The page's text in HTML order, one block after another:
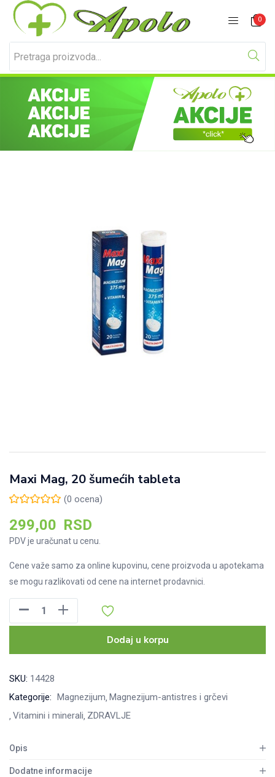
0
Prijavite se Registracija
Unesite svoje korisničko ime i lozinku za prijavu.
Maxi Mag, 20 šumećih tableta
(0 ocena)
299,00 RSD
PDV je uračunat u cenu.
Cene važe samo za online kupovinu, cene proizvoda u apotekama
se mogu razlikovati od cene na internet prodavnici.
Mag,
šumećih
Dodaj u korpu
SKU: 14428
Kategorije:
Magnezijum Magnezijum-antistres i grčevi
Vitamini i minerali ZDRAVLJE
Opis
Dodatne informacije